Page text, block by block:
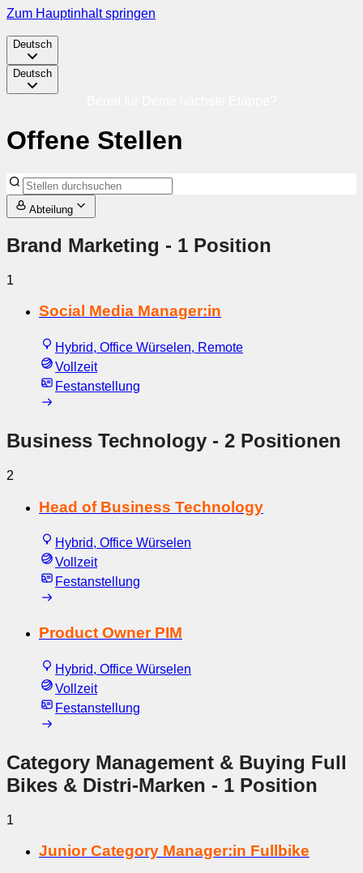
Zum Hauptinhalt springen
Deutsch
Deutsch
Offene Stellen
Abteilung
Brand Marketing - 1 Position
1
Social Media Manager:in
Hybrid, Office Würselen, Remote
Vollzeit
Festanstellung
Business Technology - 2 Positionen
2
Head of Business Technology
Hybrid, Office Würselen
Vollzeit
Festanstellung
Product Owner PIM
Hybrid, Office Würselen
Vollzeit
Festanstellung
Category Management & Buying Full
Bikes & Distri-Marken - 1 Position
1
Junior Category Manager:in Fullbike